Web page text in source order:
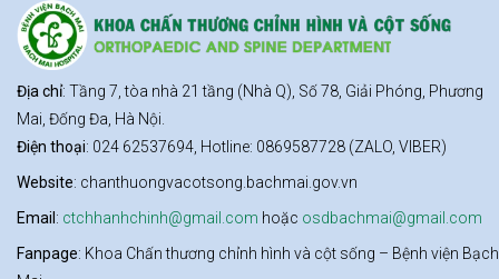
Địa chỉ: Tầng 7, tòa nhà 21 tầng (Nhà Q), Số 78, Giải Phóng, Phương
Mai, Đống Đa, Hà Nội.
Điện thoại: 024 62537694, Hotline: 0869587728 (ZALO, VIBER)
Website: chanthuongvacotsong.bachmai.gov.vn
Email : ctchhanhchinh@gmail.com hoặc osdbachmai@gmail.com
Fanpage: Khoa Chấn thương chỉnh hình và cột sống – Bệnh viện Bạch